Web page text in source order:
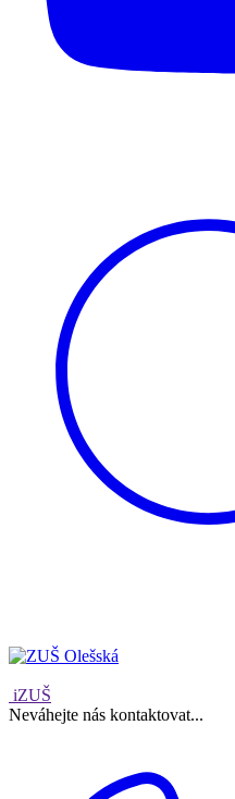
iZUŠ
Neváhejte nás kontaktovat...